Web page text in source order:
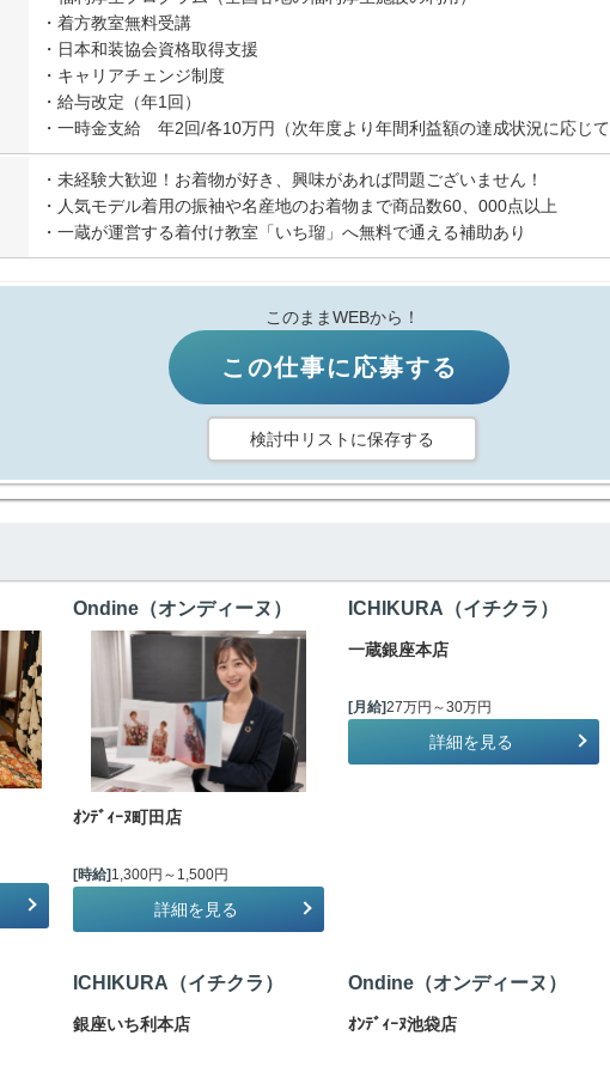
・着方教室無料受講
・日本和装協会資格取得支援
・キャリアチェンジ制度
・給与改定（年1回）
・一時金支給 年2回/各10万円（次年度より年間利益額の達成状況に応じ
・未経験大歓迎！お着物が好き、興味があれば問題ございません！
・人気モデル着用の振袖や名産地のお着物まで商品数60、000点以上
・一蔵が運営する着付け教室「いち瑠」へ無料で通える補助あり
このままWEBから！
この仕事に応募する
検討中リストに保存する
Ondine（オンディーヌ）
ｵﾝﾃﾞｨｰﾇ町田店
[時給] 1,300円～1,500円
詳細を見る
ICHIKURA（イチクラ）
一蔵銀座本店
[月給]27万円～30万円
詳細を見る
ICHIKURA（イチクラ）
銀座いち利本店
Ondine（オンディーヌ）
ｵﾝﾃﾞｨｰﾇ池袋店